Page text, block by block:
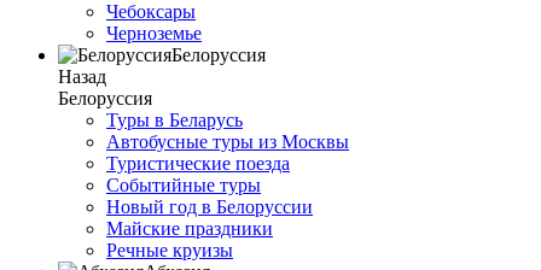
Чебоксары
Черноземье
Белоруссия
Назад
Белоруссия
Туры в Беларусь
Автобусные туры из Москвы
Туристические поезда
Событийные туры
Новый год в Белоруссии
Майские праздники
Речные круизы